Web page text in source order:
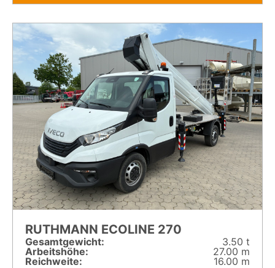
RUTHMANN ECOLINE 270
Gesamt­gewicht:
3.50 t
Arbeitshöhe:
27.00 m
Reichweite:
16.00 m